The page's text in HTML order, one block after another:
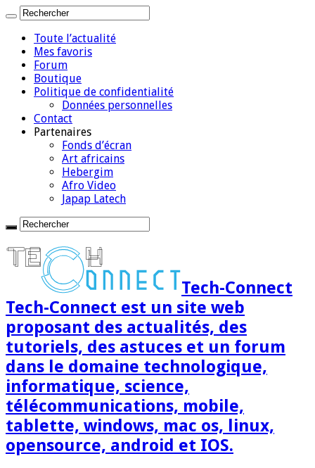
Toute l’actualité
Mes favoris
Forum
Boutique
Politique de confidentialité
Données personnelles
Contact
Partenaires
Fonds d’écran
Art africains
Hebergim
Afro Video
Japap Latech
Tech-Connect
Tech-Connect est un site web
proposant des actualités, des
tutoriels, des astuces et un forum
dans le domaine technologique,
informatique, science,
télécommunications, mobile,
tablette, windows, mac os, linux,
opensource, android et IOS.